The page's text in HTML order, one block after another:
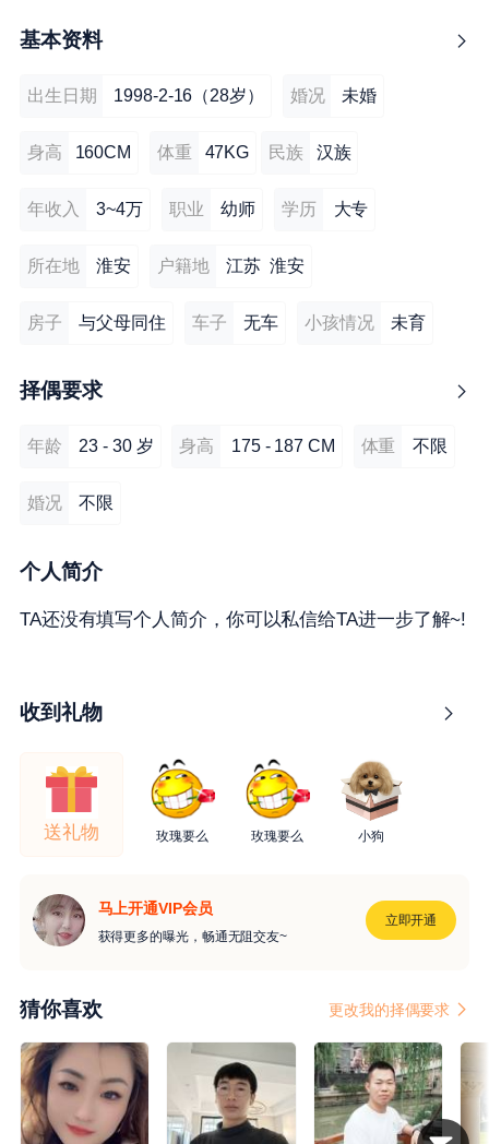
基本资料
出生日期 1998-2-16（28岁） 婚况 未婚
身高 160CM 体重 47KG 民族 汉族
年收入 3~4万 职业 幼师 学历 大专
所在地 淮安 户籍地 江苏 淮安
房子 与父母同住 车子 无车 小孩情况 未育
择偶要求
年龄 23 - 30 岁 身高 175 - 187 CM 体重 不限
婚况 不限
个人简介
TA还没有填写个人简介，你可以私信给TA进一步了解~!
收到礼物
送礼物 玫瑰要么 玫瑰要么 小狗
马上开通VIP会员
获得更多的曝光，畅通无阻交友~
立即开通
猜你喜欢 更改我的择偶要求